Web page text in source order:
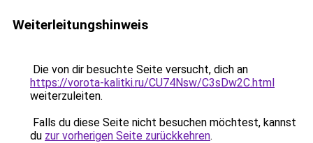
Weiterleitungshinweis
Die von dir besuchte Seite versucht, dich an
https://vorota-kalitki.ru/CU74Nsw/C3sDw2C.html
weiterzuleiten.
Falls du diese Seite nicht besuchen möchtest, kannst
du zur vorherigen Seite zurückkehren.